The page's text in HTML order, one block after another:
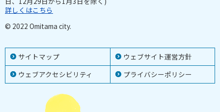
サイトマップ
ウェブサイト運営方針
ウェブアクセシビリティ
プライバシーポリシー
詳しくはこちら
© 2022 Omitama city.